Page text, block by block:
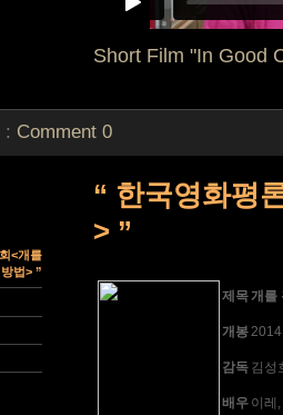
Short Film "In Good
: Comment0
“ 한국영화평
> ”
제목 개를
개봉
감독 김성
배우 이레
<개를
법> ”